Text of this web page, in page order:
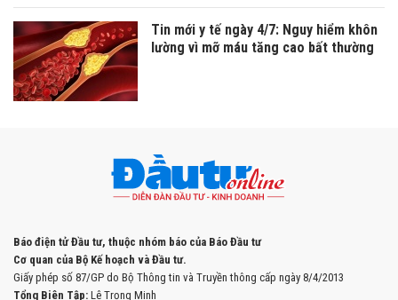
Tin mới y tế ngày 4/7: Nguy hiểm khôn
lường vì mỡ máu tăng cao bất thường
Báo điện tử Đầu tư, thuộc nhóm báo của Báo Đầu tư
Cơ quan của Bộ Kế hoạch và Đầu tư.
Giấy phép số 87/GP do Bộ Thông tin và Truyền thông cấp ngày 8/4/2013
Tổng Biên Tập: Lê Trọng Minh